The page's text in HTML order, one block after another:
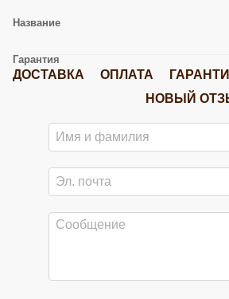
Название
Гарантия
ДОСТАВКА ОПЛАТА
НОВЫЙ